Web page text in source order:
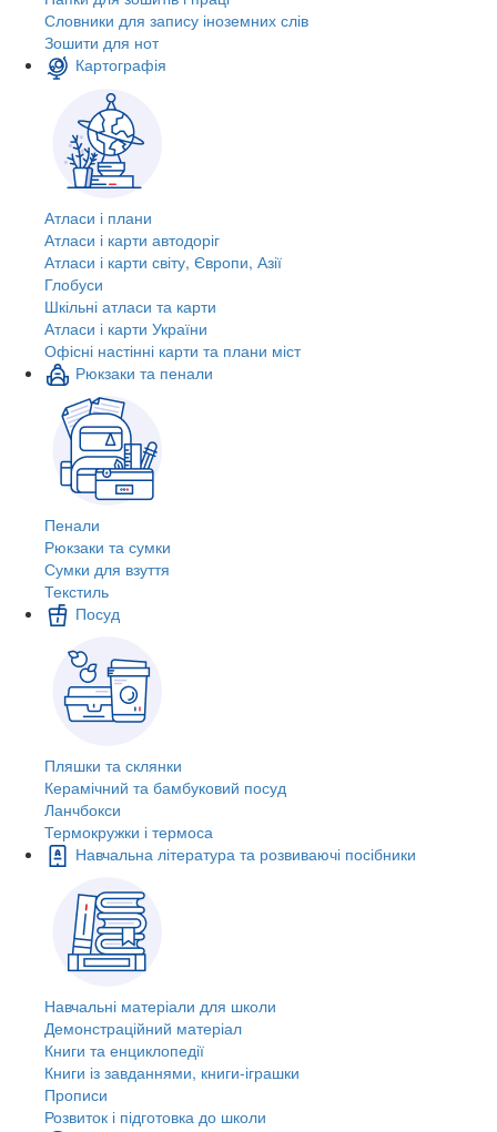
Словники для запису іноземних слів
Зошити для нот
Картографія
Атласи і плани
Атласи і карти автодоріг
Атласи і карти світу, Європи, Азії
Глобуси
Шкільні атласи та карти
Атласи і карти України
Офісні настінні карти та плани міст
Рюкзаки та пенали
Пенали
Рюкзаки та сумки
Сумки для взуття
Текстиль
Посуд
Пляшки та склянки
Керамічний та бамбуковий посуд
Ланчбокси
Термокружки і термоса
Навчальна література та розвиваючі посібники
Навчальні матеріали для школи
Демонстраційний матеріал
Книги та енциклопедії
Книги із завданнями, книги-іграшки
Прописи
Розвиток і підготовка до школи